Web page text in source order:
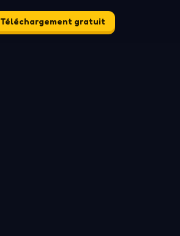
Téléchargement gratuit